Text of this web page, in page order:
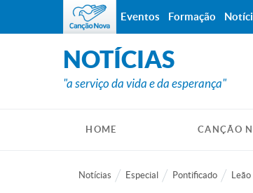
NOTÍCIAS
"a serviço da vida e da esperança"
HOME CANÇÃO
Notícias Especial Pontificado
Eventos Formação